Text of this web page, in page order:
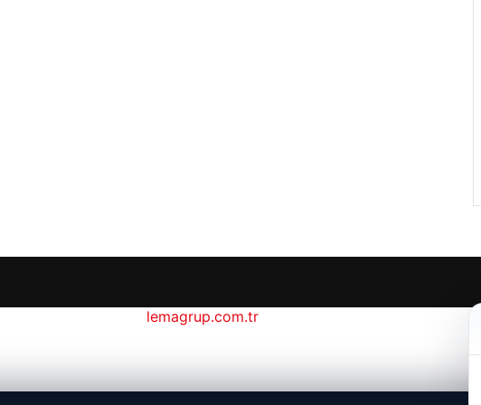
lemagrup.com.tr